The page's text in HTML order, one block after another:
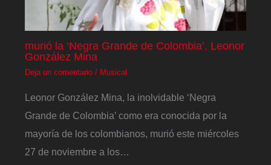
murió la ‘Negra Grande de Colombia’, Leonor
González Mina
Deja un comentario / Musical
Leonor González Mina, la inolvidable ‘Negra
Grande de Colombia’ como era conocida por la
mayoría de los colombianos, murió este miércoles
27 de noviembre a los…